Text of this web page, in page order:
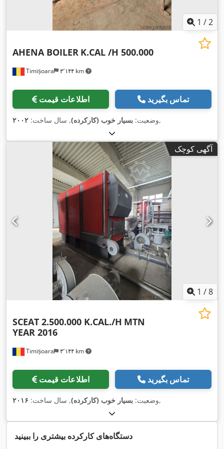
1 /2
Timișoara ۳٬۱۴۴ km
AHENA BOILER K.CAL /H 500.000
اطلاعات قیمت تماس بگیرید
وضعیت: بسیار خوب (کارکرده), سال ساخت: ۲۰۰۲ ,
آگهی کوچک
1 /8
Timișoara ۳٬۱۴۴ km
SCEAT 2.500.000 K.CAL./H MTN
YEAR 2016
اطلاعات قیمت تماس بگیرید
وضعیت: بسیار خوب (کارکرده), سال ساخت: ۲۰۱۶ ,
دستگاه‌های کارکرده بیشتری را ببینید